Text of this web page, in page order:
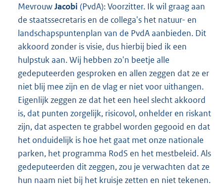
MevrouwJacobi (PvdA): Voorzitter. Ik wil graag aan
de staatssecretaris en de collega's het natuur- en
landschapspuntenplan van de PvdA aanbieden. Dit
akkoord zonder is visie, dus hierbij bied ik een
hulpstuk aan. Wij hebben zo'n beetje alle
gedeputeerden gesproken en allen zeggen dat ze er
niet blij mee zijn en de vlag er niet voor uithangen.
Eigenlijk zeggen ze dat het een heel slecht akkoord
is, dat punten zorgelijk, risicovol, onhelder en riskant
zijn, dat aspecten te grabbel worden gegooid en dat
het onduidelijk is hoe het gaat met onze nationale
parken, het programma RodS en het mestbeleid. Als
gedeputeerden dit zeggen, zou je verwachten dat ze
hun naam niet bij het kruisje zetten en niet tekenen.